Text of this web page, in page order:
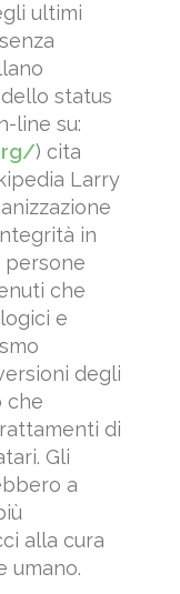
ultimi
status
line su:
) cita
Larry
in
persone
che
e
degli
che
di
Gli
a
alla cura
umano.